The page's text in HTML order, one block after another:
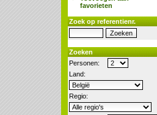
favorieten
Zoek op referentienr.
Zoeken
Personen:
Land:
Regio: